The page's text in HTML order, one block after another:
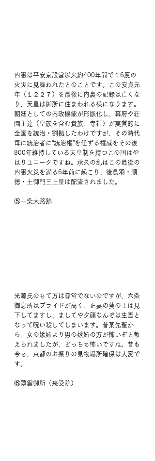
内裏は平安京設営以来約400年間で１6度の
火災に見舞われたとのことです。この安貞元
年（１２２７）を最後に内裏の記録は亡くな
り、天皇は御所に住まわれる様になります。
朝廷としての内政機能が形骸化し、幕府や荘
園主達（皇族を含む貴族、寺社）が実質的に
全国を統治・割拠したわけですが、その時代
毎に統治者に“統治権”を任ずる権威をその後
800年維持している天皇制を持つこの国はや
はりユニークですね。承久の乱はこの最後の
内裏火災を遡る6年前に起こり、後鳥羽・順
徳・土御門三上皇は配流されました。
⑤一条大路跡
光源氏のもて方は尋常でないのですが、六条
御息所はプライドが高く、正妻の葵の上は見
下してますし、ましてや夕顔なんぞは生霊と
なって呪い殺してしまいます。昔某先輩か
ら、女の嫉妬より男の嫉妬の方が怖いぞと教
えられましたが、どっちも怖いですね。昔も
今も、京都のお祭りの見物場所確保は大変で
す。
⑥薄雲御所（慈受院）